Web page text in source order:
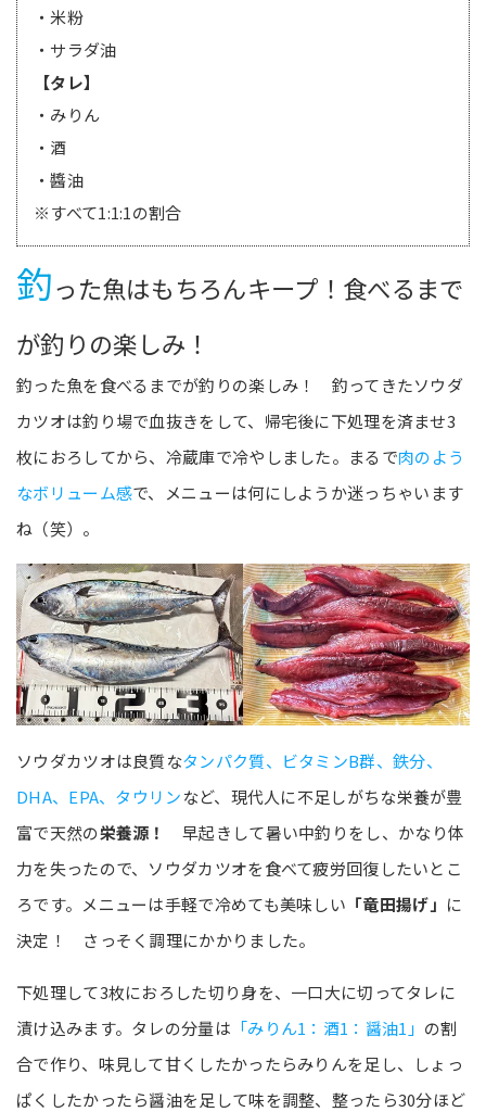
・米粉
・サラダ油
【タレ】
・みりん
・酒
・醬油
※すべて1:1:1の割合
釣った魚はもちろんキープ！食べるまで
が釣りの楽しみ！
釣った魚を食べるまでが釣りの楽しみ！ 釣ってきたソウダ
カツオは釣り場で血抜きをして、帰宅後に下処理を済ませ3
枚におろしてから、冷蔵庫で冷やしました。まるで肉のよう
なボリューム感で、メニューは何にしようか迷っちゃいます
ね（笑）。
ソウダカツオは良質なタンパク質、ビタミンB群、鉄分、
DHA、EPA、タウリンなど、現代人に不足しがちな栄養が豊
富で天然の栄養源！
早起きして暑い中釣りをし、かなり体
力を失ったので、ソウダカツオを食べて疲労回復したいとこ
ろです。メニューは手軽で冷めても美味しい 「竜田揚げ」 に
決定！ さっそく調理にかかりました。
下処理して3枚におろした切り身を、一口大に切ってタレに
漬け込みます。タレの分量は 「みりん1：酒1：醤油1」 の割
合で作り、味見して甘くしたかったらみりんを足し、しょっ
ぱくしたかったら醤油を足して味を調整、整ったら30分ほど